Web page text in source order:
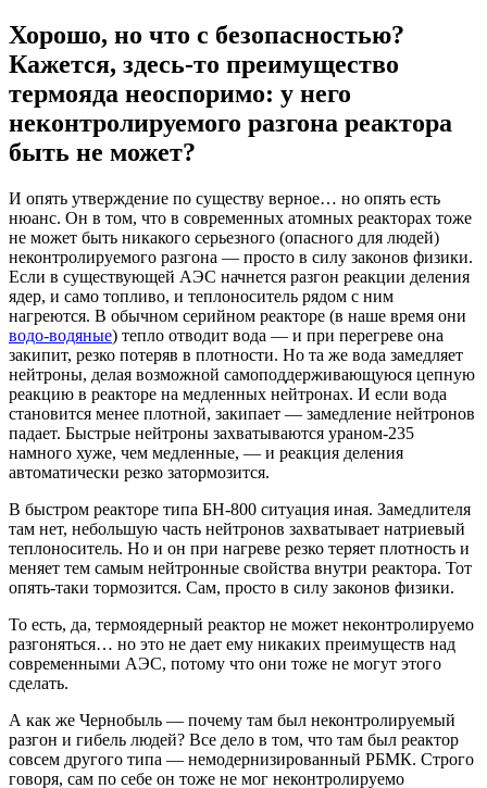
Хорошо, но что с безопасностью?
Кажется, здесь-то преимущество
термояда неоспоримо: у него
неконтролируемого разгона реактора
быть не может?
И опять утверждение по существу верное… но опять есть
нюанс. Он в том, что в современных атомных реакторах тоже
не может быть никакого серьезного (опасного для людей)
неконтролируемого разгона — просто в силу законов физики.
Если в существующей АЭС начнется разгон реакции деления
ядер, и само топливо, и теплоноситель рядом с ним
нагреются. В обычном серийном реакторе (в наше время они
водо-водяные) тепло отводит вода — и при перегреве она
закипит, резко потеряв в плотности. Но та же вода замедляет
нейтроны, делая возможной самоподдерживающуюся цепную
реакцию в реакторе на медленных нейтронах. И если вода
становится менее плотной, закипает — замедление нейтронов
падает. Быстрые нейтроны захватываются ураном-235
намного хуже, чем медленные, — и реакция деления
автоматически резко затормозится.
В быстром реакторе типа БН-800 ситуация иная. Замедлителя
там нет, небольшую часть нейтронов захватывает натриевый
теплоноситель. Но и он при нагреве резко теряет плотность и
меняет тем самым нейтронные свойства внутри реактора. Тот
опять-таки тормозится. Сам, просто в силу законов физики.
То есть, да, термоядерный реактор не может неконтролируемо
разгоняться… но это не дает ему никаких преимуществ над
современными АЭС, потому что они тоже не могут этого
сделать.
А как же Чернобыль — почему там был неконтролируемый
разгон и гибель людей? Все дело в том, что там был реактор
совсем другого типа — немодернизированный РБМК. Строго
говоря, сам по себе он тоже не мог неконтролируемо